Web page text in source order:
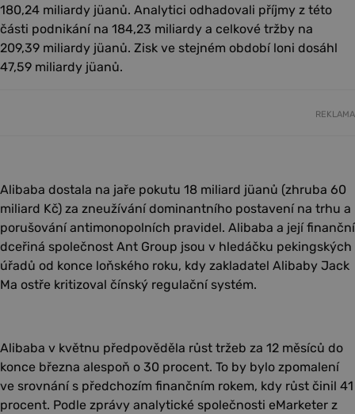
180,24 miliardy jüanů. Analytici odhadovali příjmy z této
části podnikání na 184,23 miliardy a celkové tržby na
209,39 miliardy jüanů. Zisk ve stejném období loni dosáhl
47,59 miliardy jüanů.
REKLAMA
Alibaba dostala na jaře pokutu 18 miliard jüanů (zhruba 60
miliard Kč) za zneužívání dominantního postavení na trhu a
porušování antimonopolních pravidel. Alibaba a její finanční
dceřiná společnost Ant Group jsou v hledáčku pekingských
úřadů od konce loňského roku, kdy zakladatel Alibaby Jack
Ma ostře kritizoval čínský regulační systém.
Alibaba v květnu předpověděla růst tržeb za 12 měsíců do
konce března alespoň o 30 procent. To by bylo zpomalení
ve srovnání s předchozím finančním rokem, kdy růst činil 41
procent. Podle zprávy analytické společnosti eMarketer z